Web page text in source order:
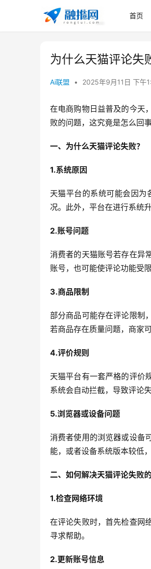
首页
为什么天猫评论失
Ai联盟 • 2025年9月11日 下午
在电商购物日益普及的今天
败的问题，这究竟是怎么回事
一、为什么天猫评论失败？
1.系统原因
天猫平台的系统可能会因
况。此外，平台在进行系统
2.账号问题
消费者的天猫账号若存在异
账号，也可能使评论功能受限
3.商品限制
部分商品可能存在评论限制
若商品存在质量问题，商家
4.评价规则
天猫平台有一套严格的评价
系统会自动拦截，导致评论失
5.浏览器或设备问题
消费者使用的浏览器或设备
能，或者设备系统版本较低
二、如何解决天猫评论失败的
1.检查网络环境
在评论失败时，首先检查网
寻求帮助。
2.更新账号信息